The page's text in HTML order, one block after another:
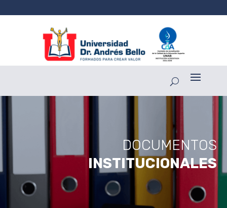
DOCUMENTOS
INSTITUCIONALES